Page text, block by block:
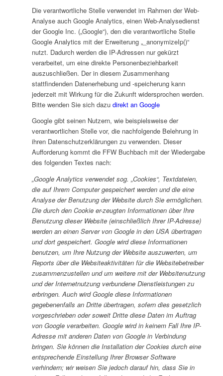
Die verantwortliche Stelle verwendet im Rahmen der Web-
Analyse auch Google Analytics, einen Web-Analysedienst
der Google Inc. („Google“), den die verantwortliche Stelle
Google Analytics mit der Erweiterung „_anonymizeIp()“
nutzt. Dadurch werden die IP-Adressen nur gekürzt
verarbeitet, um eine direkte Personenbeziehbarkeit
auszuschließen. Der in diesem Zusammenhang
stattfindenden Datenerhebung und -speicherung kann
jederzeit mit Wirkung für die Zukunft widersprochen werden.
Bitte wenden Sie sich dazu direkt an Google
Google gibt seinen Nutzern, wie beispielsweise der
verantwortlichen Stelle vor, die nachfolgende Belehrung in
ihren Datenschutzerklärungen zu verwenden. Dieser
Aufforderung kommt die FFW Buchbach mit der Wiedergabe
des folgenden Textes nach:
„Google Analytics verwendet sog. „Cookies“, Textdateien,
die auf Ihrem Computer gespeichert werden und die eine
Analyse der Benutzung der Website durch Sie ermöglichen.
Die durch den Cookie er-zeugten Informationen über Ihre
Benutzung dieser Website (einschließlich Ihrer IP-Adresse)
werden an einen Server von Google in den USA übertragen
und dort gespeichert. Google wird diese Informationen
benutzen, um Ihre Nutzung der Website auszuwerten, um
Reports über die Websiteaktivitäten für die Websitebetreiber
zusammenzustellen und um weitere mit der Websitenutzung
und der Internetnutzung verbundene Dienstleistungen zu
erbringen. Auch wird Google diese Informationen
gegebenenfalls an Dritte übertragen, sofern dies gesetzlich
vorgeschrieben oder soweit Dritte diese Daten im Auftrag
von Google verarbeiten. Google wird in keinem Fall Ihre IP-
Adresse mit anderen Daten von Google in Verbindung
bringen. Sie können die Installation der Cookies durch eine
entsprechende Einstellung Ihrer Browser Software
verhindern; wir weisen Sie jedoch darauf hin, dass Sie in